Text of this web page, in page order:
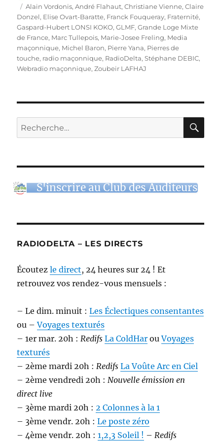
le
Étiquettes
Alain Vordonis,André Flahaut,Christiane Vienne,Claire
Donzel, Elise Ovart-Baratte, Franck Fouqueray, Fraternité,
Gaspard-Hubert LONSI KOKO,GLMF,Grande Loge Mixte
de France, Marc Tullepois, Marie-Josee Freling, Media
maçonnique, Michel Baron, Pierre Yana, Pierres de
touche, radio maçonnique, RadioDelta,Stéphane DEBIC,
Webradio maçonnique,Zoubeir LAFHAJ
Recherche
pour :
S'inscrire au Club des Auditeurs
RADIODELTA – LES DIRECTS
Écoutezle direct, 24 heures sur 24 ! Et
retrouvez vos rendez-vous mensuels :
– Le dim. minuit :Les Éclectiques consentantes
ou –Voyages texturés
– 1er mar. 20h :Redifs La ColdHar ouVoyages
texturés
– 2ème mardi 20h :Redifs La Voûte Arc en Ciel
– 2ème vendredi 20h :Nouvelle émission en
direct live
– 3ème mardi 20h :2 Colonnes à la 1
– 3ème vendr. 20h :Le poste zéro
– 4ème vendr. 20h :1,2,3 Soleil ! –Redifs